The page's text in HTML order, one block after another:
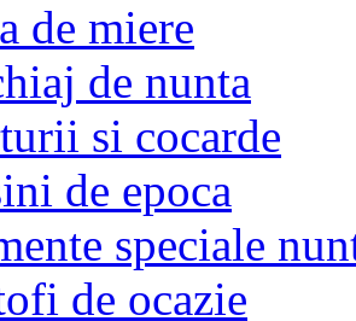
de miere
de nunta
si cocarde
de epoca
speciale
de ocazie